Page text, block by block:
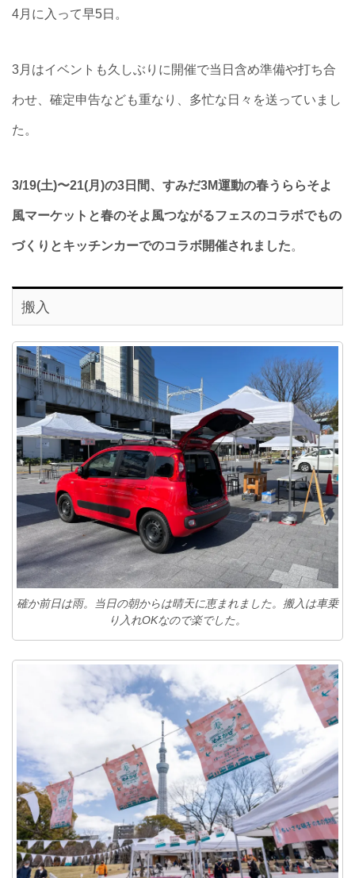
4月に入って早5日。
3月はイベントも久しぶりに開催で当日含め準備や打ち合
わせ、確定申告なども重なり、多忙な日々を送っていまし
た。
3/19(土)〜21(月)の3日間、すみだ3M運動の春うららそよ
風マーケットと春のそよ風つながるフェスのコラボでもの
づくりとキッチンカーでのコラボ開催されました。
搬入
確か前日は雨。当日の朝からは晴天に恵まれました。搬入は車乗
り入れOKなので楽でした。